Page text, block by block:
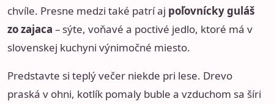
chvíle. Presne medzi také patrí aj poľovnícky guláš
zo zajaca – sýte, voňavé a poctivé jedlo, ktoré má v
slovenskej kuchyni výnimočné miesto.
Predstavte si teplý večer niekde pri lese. Drevo
praská v ohni, kotlík pomaly buble a vzduchom sa šíri